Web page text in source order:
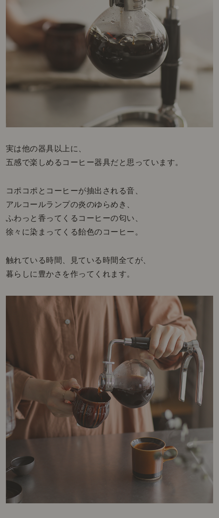
実は他の器具以上に、
五感で楽しめるコーヒー器具だと思っています。
コポコポとコーヒーが抽出される音、
アルコールランプの炎のゆらめき、
ふわっと香ってくるコーヒーの匂い、
徐々に染まってくる飴色のコーヒー。
触れている時間、見ている時間全てが、
暮らしに豊かさを作ってくれます。